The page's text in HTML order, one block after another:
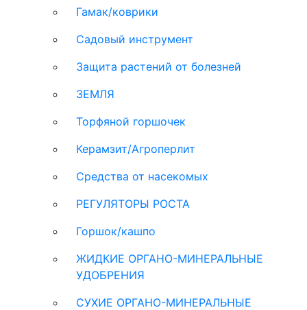
Гамак/коврики
Садовый инструмент
Защита растений от болезней
ЗЕМЛЯ
Торфяной горшочек
Керамзит/Агроперлит
Средства от насекомых
РЕГУЛЯТОРЫ РОСТА
Горшок/кашпо
ЖИДКИЕ ОРГАНО-МИНЕРАЛЬНЫЕ
УДОБРЕНИЯ
СУХИЕ ОРГАНО-МИНЕРАЛЬНЫЕ